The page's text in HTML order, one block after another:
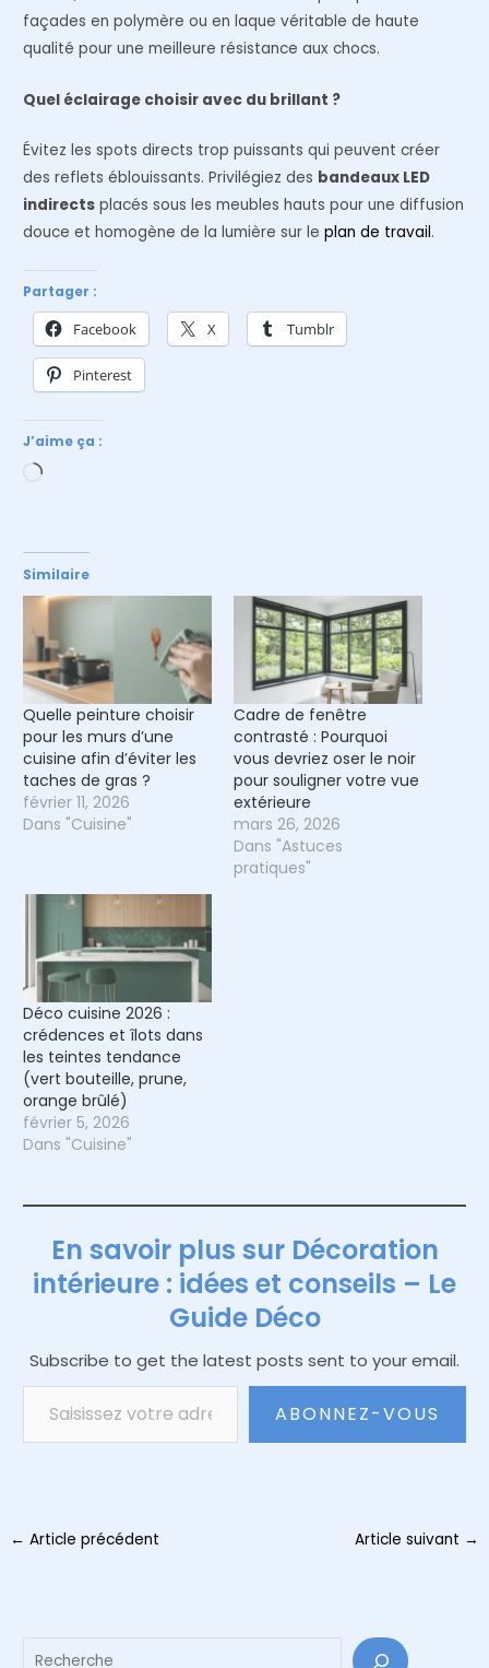
façades en polymère ou en laque véritable de haute
qualité pour une meilleure résistance aux chocs.
Quel éclairage choisir avec du brillant ?
Évitez les spots directs trop puissants qui peuvent créer
des reflets éblouissants. Privilégiez des bandeaux LED
indirects placés sous les meubles hauts pour une diffusion
douce et homogène de la lumière sur leplan de travail.
Partager :
Facebook X Tumblr
Pinterest
J’aime ça :
Chargement…
Similaire
Quelle peinture choisir
pour les murs d’une
cuisine afin d’éviter les
taches de gras ?
février 11, 2026
Dans "Cuisine"
Cadre de fenêtre
contrasté : Pourquoi
vous devriez oser le noir
pour souligner votre vue
extérieure
mars 26, 2026
Dans "Astuces
pratiques"
Déco cuisine 2026 :
crédences et îlots dans
les teintes tendance
(vert bouteille, prune,
orange brûlé)
février 5, 2026
Dans "Cuisine"
En savoir plus sur Décoration
intérieure : idées et conseils – Le
Guide Déco
Subscribe to get the latest posts sent to your email.
Saisissez votre adresse e-mail…
ABONNEZ-VOUS
Navigation
← Article précédent Article suivant →